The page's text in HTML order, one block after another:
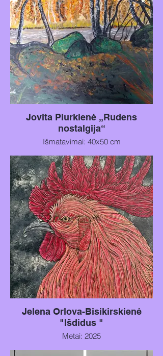
Jovita Piurkienė „Rudens
nostalgija“
Išmatavimai: 40x50 cm
Metai: 2025
Jelena Orlova-Bisikirskienė
"Išdidus "
Metai: 2025